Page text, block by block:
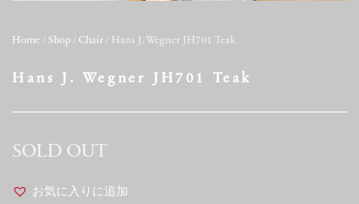
Home / Shop / Chair / Hans J. Wegner JH701 Teak
Hans J. Wegner JH701 Teak
SOLD OUT
お気に入りに追加